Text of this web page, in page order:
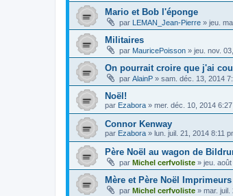
Mario et Bob l'éponge
par LEMAN_Jean-Pierre » jeu.
Militaires
par MauricePoisson » jeu. nov.
On pourrait croire que j'ai
par AlainP » sam. déc. 13, 2014
Noël!
par Ezabora » mer. déc. 10, 2014
Connor Kenway
par Ezabora » lun. juil. 21, 2014 8:11
Père Noël au wagon de
par Michel cerfvoliste » jeu.
Mère et Père Noël
par Michel cerfvoliste » mar. juil.